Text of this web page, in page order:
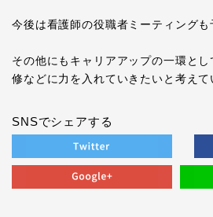
今後は看護師の役職者ミーティングも
その他にもキャリアアップの一環と
修などに力を入れていきたいと考えて
SNSでシェアする